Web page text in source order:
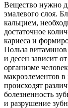
Вещество нужно
эмалевого слоя.
кальцием,
достаточное
кариеса и
Польза витаминов
и десен зависит
организме
макроэлементов в
происходят
болезненность
и разрушение